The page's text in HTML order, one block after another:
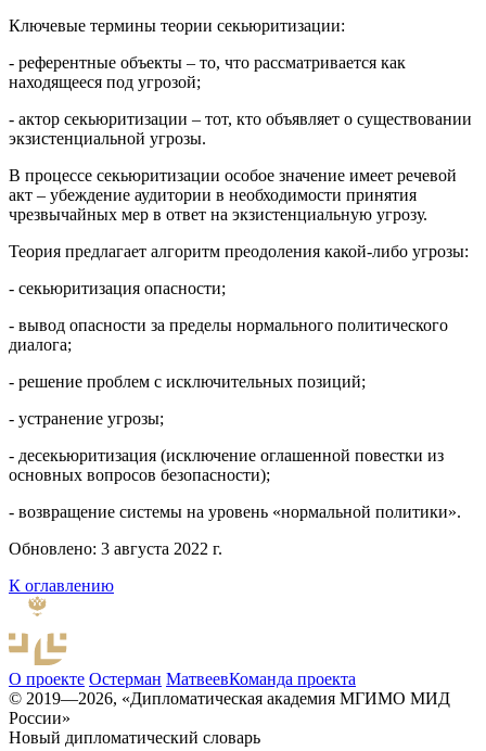
Ключевые термины теории секьюритизации:
- референтные объекты – то, что рассматривается как
находящееся под угрозой;
- актор секьюритизации – тот, кто объявляет о существовании
экзистенциальной угрозы.
В процессе секьюритизации особое значение имеет речевой
акт – убеждение аудитории в необходимости принятия
чрезвычайных мер в ответ на экзистенциальную угрозу.
Теория предлагает алгоритм преодоления какой-либо угрозы:
- секьюритизация опасности;
- вывод опасности за пределы нормального политического
диалога;
- решение проблем с исключительных позиций;
- устранение угрозы;
- десекьюритизация (исключение оглашенной повестки из
основных вопросов безопасности);
- возвращение системы на уровень «нормальной политики».
Обновлено: 3 августа 2022 г.
К оглавлению
О проекте Остерман МатвеевКоманда проекта
© 2019—2026, «Дипломатическая академия МГИМО МИД
России»
Новый дипломатический словарь